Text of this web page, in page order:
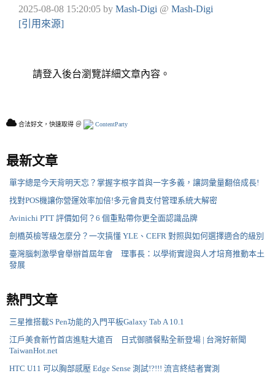
2025-08-08 15:20:05 by Mash-Digi @ Mash-Digi
[引用來源]
請登入後台瀏覽詳細文章內容。
合法好文，快速取得 ＠ ContentParty
最新文章
單字總是今天背明天忘？掌握字根字首與一字多義，讓詞彙量翻倍成長!
找對POS機讓你營運效率加倍!多元會員支付管理系統大解密
Avinichi PTT 評價如何？6 個重點帶你更全面認識品牌
劍橋英檢等級怎麼分？一次搞懂 YLE、CEFR 對照與如何選擇適合的級別
臺灣腦刺激學會舉辦首屆年會 理事長：以學術實證與人才培育推動本土
發展
熱門文章
三星推搭載S Pen功能的入門平板Galaxy Tab A 10.1
江戶美食新竹首店進駐大遠百 日式御膳餐點全新登場 | 台灣好新聞
TaiwanHot.net
HTC U11 可以胸部感壓 Edge Sense 測試!?!!! 流言終結者實測